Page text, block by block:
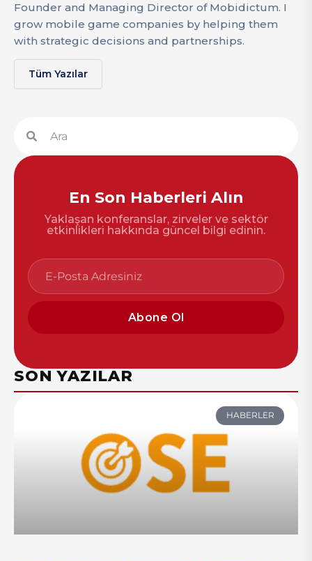
Founder and Managing Director of Mobidictum. I
grow mobile game companies by helping them
with strategic decisions and partnerships.
Tüm Yazılar
En Son Haberleri Alın
Yaklaşan konferanslar, zirveler ve sektör
etkinlikleri hakkında güncel bilgi edinin.
Abone Ol
SON YAZILAR
HABERLER